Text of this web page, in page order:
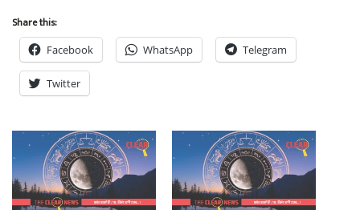
Share this:
Facebook WhatsApp Telegram
Twitter